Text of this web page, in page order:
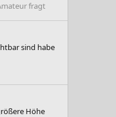
fragt
sind habe
Höhe